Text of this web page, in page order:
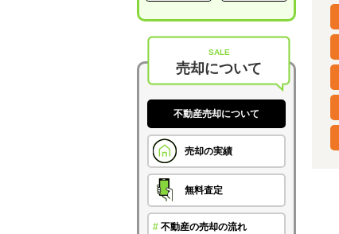
SALE
売却について
不動産売却について
売却の実績
無料査定
# 不動産の売却の流れ